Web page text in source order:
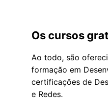
Os cursos
Ao todo, são
formação em
certificações de
e Redes.